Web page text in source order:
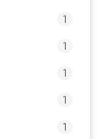
1
1
1
1
1